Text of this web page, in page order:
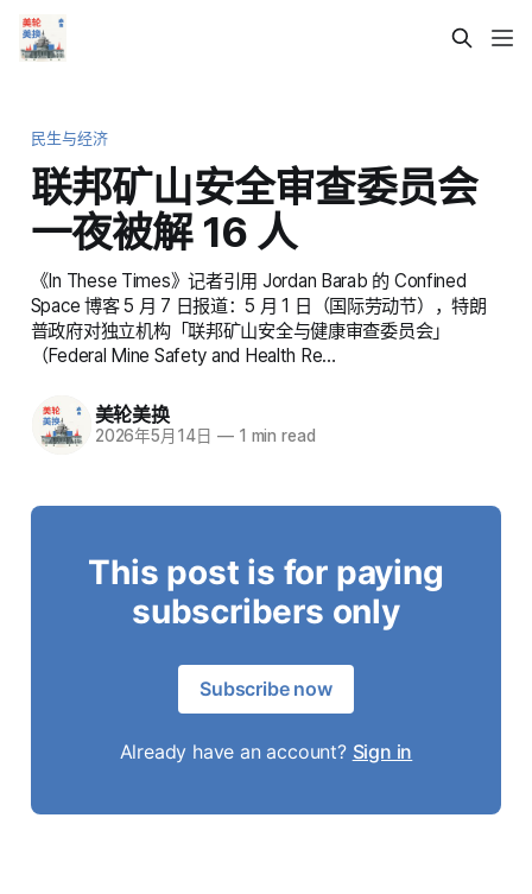
民生与经济
联邦矿山安全审查委员会
一夜被解 16 人
《In These Times》记者引用 Jordan Barab 的 Confined
Space 博客 5 月 7 日报道：5 月 1 日（国际劳动节），特朗
普政府对独立机构「联邦矿山安全与健康审查委员会」
（Federal Mine Safety and Health Re…
美轮美换
2026年5月14日 —1 min read
This post is for paying
subscribers only
Subscribe now
Already have an account? Sign in